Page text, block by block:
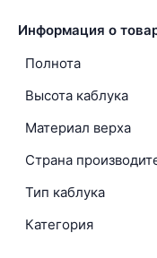
Информация о
Полнота
Высота каблука
Материал верха
Страна
Тип каблука
Категория